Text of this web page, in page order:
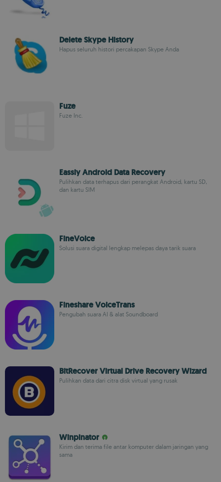
Delete Skype History
Hapus seluruh histori percakapan Skype Anda
Fuze
Fuze Inc.
Eassiy Android Data Recovery
Pulihkan data terhapus dari perangkat Android, kartu SD,
dan kartu SIM
FineVoice
Solusi suara digital lengkap melepas daya tarik suara
Fineshare VoiceTrans
Pengubah suara AI & alat Soundboard
BitRecover Virtual Drive Recovery Wizard
Pulihkan data dari citra disk virtual yang rusak
Winpinator
Kirim dan terima file antar komputer dalam jaringan yang
sama